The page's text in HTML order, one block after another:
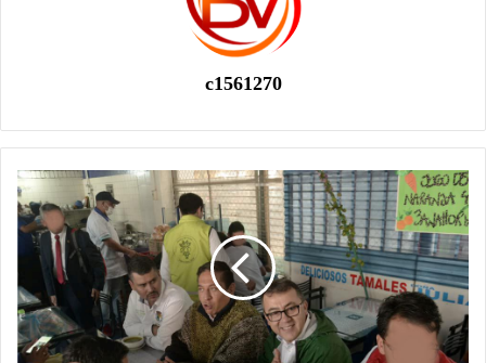
c1561270